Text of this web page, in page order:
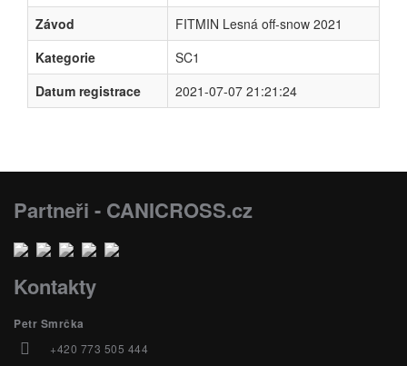
Závod
FITMIN Lesná off-snow 2021
Kategorie
SC1
Datum registrace
2021-07-07 21:21:24
Partneři - CANICROSS.cz
Kontakty
Petr Smrčka
+420 773 505 444